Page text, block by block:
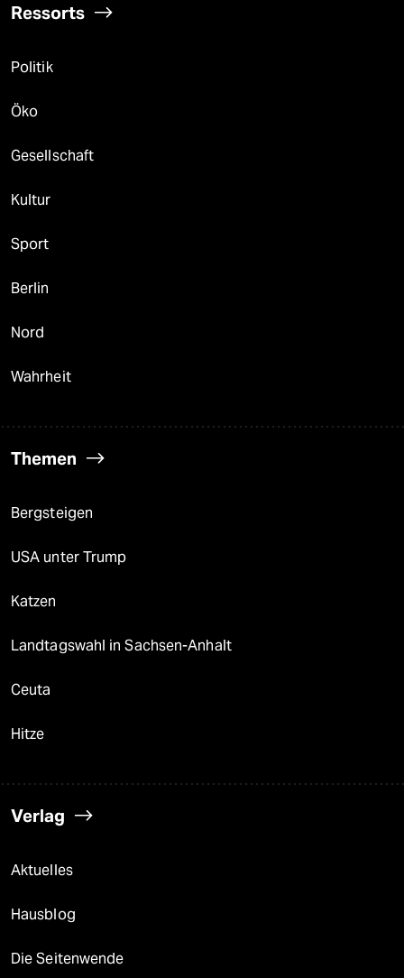
Ressorts
Politik
Öko
Gesellschaft
Kultur
Sport
Berlin
Nord
Wahrheit
Themen
Bergsteigen
USA unter Trump
Katzen
Landtagswahl in Sachsen-Anhalt
Ceuta
Hitze
Verlag
Aktuelles
Hausblog
Die Seitenwende